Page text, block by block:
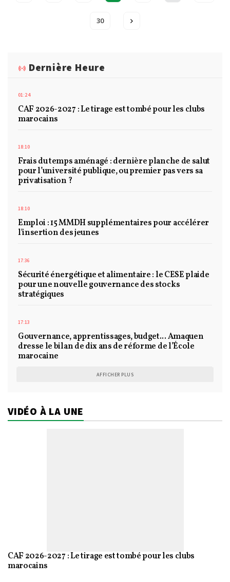
30
Dernière Heure
01:24
CAF 2026-2027 : Le tirage est tombé pour les clubs
marocains
18:10
Frais du temps aménagé : dernière planche de salut
pour l’université publique, ou premier pas vers sa
privatisation ?
18:10
Emploi : 15 MMDH supplémentaires pour accélérer
l'insertion des jeunes
17:36
Sécurité énergétique et alimentaire : le CESE plaide
pour une nouvelle gouvernance des stocks
stratégiques
17:13
Gouvernance, apprentissages, budget... Amaquen
dresse le bilan de dix ans de réforme de l’École
marocaine
AFFICHER PLUS
VIDÉO À LA UNE
CAF 2026-2027 : Le tirage est tombé pour les clubs
marocains